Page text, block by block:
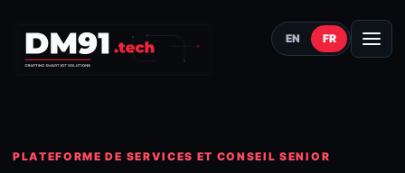
EN FR
PLATEFORME DE SERVICES ET CONSEIL SENIOR